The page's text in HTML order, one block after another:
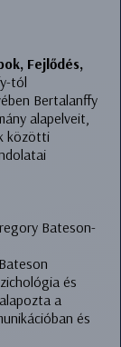
Fejlődés,
tól
Bertalanffy
alapelveit,
közötti
Bateson-
és
a
és